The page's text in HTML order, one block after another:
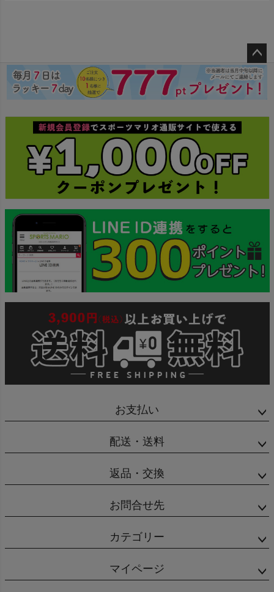
ペー
ジト
ップ
お支払い
配送・送料
返品・交換
お問合せ先
カテゴリー
マイページ